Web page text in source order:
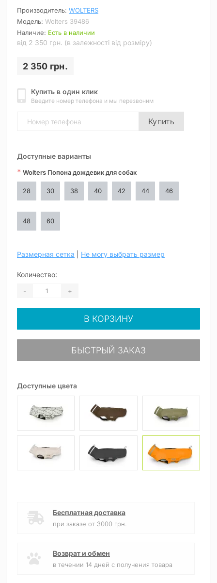
Производитель: WOLTERS
Модель: Wolters 39486
Наличие: Есть в наличии
від 2 350 грн. (в залежності від розміру)
2 350 грн.
Купить в один клик
Введите номер телефона и мы перезвоним
Купить
Доступные цвета
Доступные варианты
* Wolters Попона дождевик для собак
28 30 38 40 42 44 46
48 60
Размерная сетка Не могу выбрать размер
Количество:
- +
В КОРЗИНУ
БЫСТРЫЙ ЗАКАЗ
Бесплатная доставка
при заказе от 3000 грн.
Возврат и обмен
в течении 14 дней с получения товара